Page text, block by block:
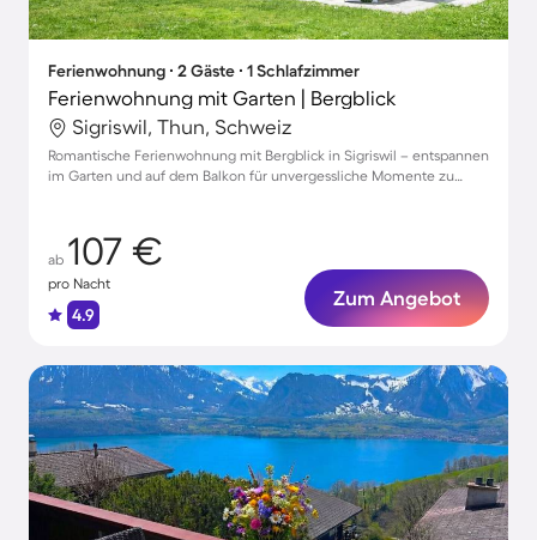
Ferienwohnung ∙ 2 Gäste ∙ 1 Schlafzimmer
Ferienwohnung mit Garten | Bergblick
Sigriswil, Thun, Schweiz
Romantische Ferienwohnung mit Bergblick in Sigriswil – entspannen
im Garten und auf dem Balkon für unvergessliche Momente zu
ab 107 €
pro Nacht
4.9
Zum Angebot